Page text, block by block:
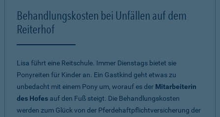
Behandlungskosten bei Unfällen auf dem
Reiterhof
Lisa führt eine Reitschule. Immer Dienstags bietet sie
Ponyreiten für Kinder an. Ein Gastkind geht etwas zu
unbedacht mit einem Pony um, worauf es der Mitarbeiterin
des Hofes auf den Fuß steigt. Die Behandlungskosten
werden zum Glück von der Pferdehaftpflichtversicherung der